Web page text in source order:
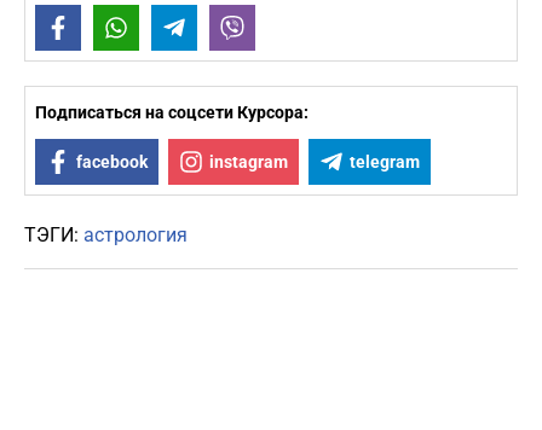
FacebookWhatsAppTelegram
Подписаться на соцсети Курсора:
facebook instagram telegram
ТЭГИ: астрология